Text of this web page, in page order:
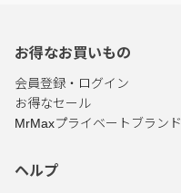
お得なお買いもの
会員登録・ログイン
お得なセール
MrMaxプライベートブランド
ヘルプ